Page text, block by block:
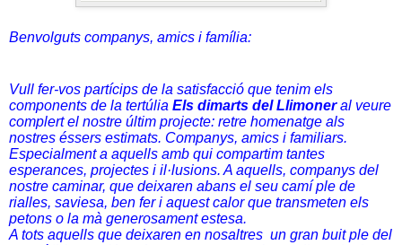
Benvolguts companys, amics i família:
Vull fer-vos partícips de la satisfacció que tenim els
components de la tertúlia Els dimarts del Llimoneral veure
complert el nostre últim projecte: retre homenatge als
nostres éssers estimats. Companys, amics i familiars.
Especialment a aquells amb qui compartim tantes
esperances, projectes i il·lusions. A aquells, companys del
nostre caminar, que deixaren abans el seu camí ple de
rialles, saviesa, ben fer i aquest calor que transmeten els
petons o la mà generosament estesa.
A tots aquells que deixaren en nosaltres un gran buit ple del